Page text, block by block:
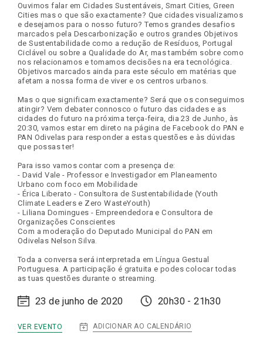
Ouvimos falar em Cidades Sustentáveis, Smart Cities, Green
Cities mas o que são exactamente? Que cidades visualizamos
e desejamos para o nosso futuro? Temos grandes desafios
marcados pela Descarbonização e outros grandes Objetivos
de Sustentabilidade como a redução de Resíduos, Portugal
Ciclável ou sobre a Qualidade do Ar, mas também sobre como
nos relacionamos e tomamos decisões na era tecnológica.
Objetivos marcados ainda para este século em matérias que
afetam a nossa forma de viver e os centros urbanos.
Mas o que significam exactamente? Será que os conseguimos
atingir? Vem debater connosco o futuro das cidades e as
cidades do futuro na próxima terça-feira, dia 23 de Junho, às
20:30, vamos estar em direto na página de Facebook do PAN e
PAN Odivelas para responder a estas questões e às dúvidas
que possas ter!
Para isso vamos contar com a presença de:
- David Vale - Professor e Investigador em Planeamento
Urbano com foco em Mobilidade
- Érica Liberato - Consultora de Sustentabilidade (Youth
Climate Leaders e Zero WasteYouth)
- Liliana Domingues - Empreendedora e Consultora de
Organizações Conscientes
Com a moderação do Deputado Municipal do PAN em
Odivelas Nelson Silva.
Toda a conversa será interpretada em Língua Gestual
Portuguesa. A participação é gratuita e podes colocar todas
as tuas questões durante o streaming.
23 de junho de 2020 20h30 - 21h30
VER EVENTO ADICIONAR AO CALENDÁRIO
:
DIGITAL